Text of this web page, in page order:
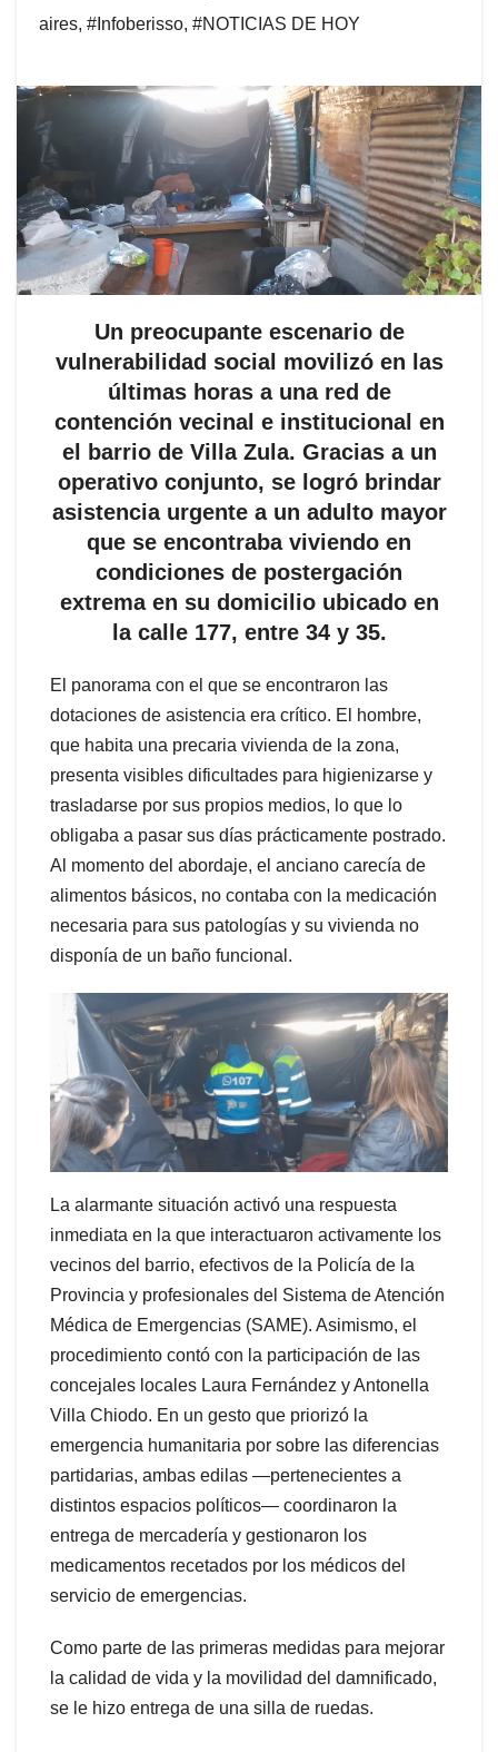
aires, #Infoberisso, #NOTICIAS DE HOY
Un preocupante escenario de
vulnerabilidad social movilizó en las
últimas horas a una red de
contención vecinal e institucional en
el barrio de Villa Zula. Gracias a un
operativo conjunto, se logró brindar
asistencia urgente a un adulto mayor
que se encontraba viviendo en
condiciones de postergación
extrema en su domicilio ubicado en
la calle 177, entre 34 y 35.
El panorama con el que se encontraron las
dotaciones de asistencia era crítico. El hombre,
que habita una precaria vivienda de la zona,
presenta visibles dificultades para higienizarse y
trasladarse por sus propios medios, lo que lo
obligaba a pasar sus días prácticamente postrado.
Al momento del abordaje, el anciano carecía de
alimentos básicos, no contaba con la medicación
necesaria para sus patologías y su vivienda no
disponía de un baño funcional.
La alarmante situación activó una respuesta
inmediata en la que interactuaron activamente los
vecinos del barrio, efectivos de la Policía de la
Provincia y profesionales del Sistema de Atención
Médica de Emergencias (SAME). Asimismo, el
procedimiento contó con la participación de las
concejales locales Laura Fernández y Antonella
Villa Chiodo. En un gesto que priorizó la
emergencia humanitaria por sobre las diferencias
partidarias, ambas edilas —pertenecientes a
distintos espacios políticos— coordinaron la
entrega de mercadería y gestionaron los
medicamentos recetados por los médicos del
servicio de emergencias.
Como parte de las primeras medidas para mejorar
la calidad de vida y la movilidad del damnificado,
se le hizo entrega de una silla de ruedas.